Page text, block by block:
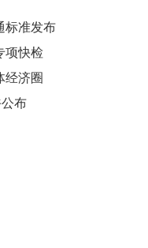
标准发布
项快检
经济圈
布